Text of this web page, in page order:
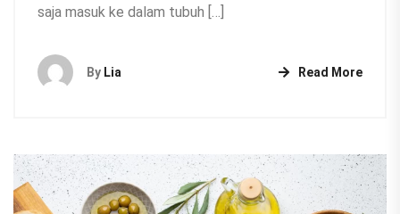
saja masuk ke dalam tubuh […]
By Lia Read More